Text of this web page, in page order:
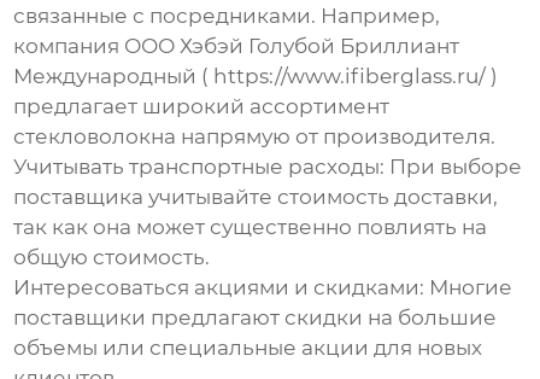
связанные с посредниками. Например,
компания ООО Хэбэй Голубой Бриллиант
Международный ( https://www.ifiberglass.ru/ )
предлагает широкий ассортимент
стекловолокна напрямую от производителя.
Учитывать транспортные расходы: При выборе
поставщика учитывайте стоимость доставки,
так как она может существенно повлиять на
общую стоимость.
Интересоваться акциями и скидками: Многие
поставщики предлагают скидки на большие
объемы или специальные акции для новых